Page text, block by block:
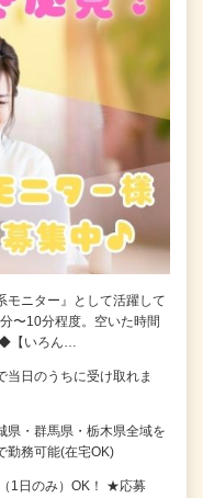
モニター』として活躍して
〜10分程度。空いた時間
◆【いろん…
日のうちに受け取れま
・群馬県・栃木県全域を
勤務可能(在宅OK)
1日のみ）OK！ ★応募